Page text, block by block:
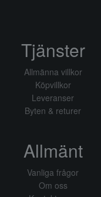
Tjänster
Allmänna villkor
Köpvillkor
Leveranser
Byten & returer
Allmänt
Vanliga frågor
Om oss